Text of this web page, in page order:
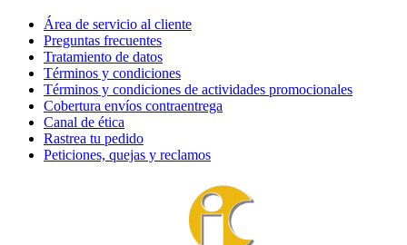
Área de servicio al cliente
Preguntas frecuentes
Tratamiento de datos
Términos y condiciones
Términos y condiciones de actividades promocionales
Cobertura envíos contraentrega
Canal de ética
Rastrea tu pedido
Peticiones, quejas y reclamos